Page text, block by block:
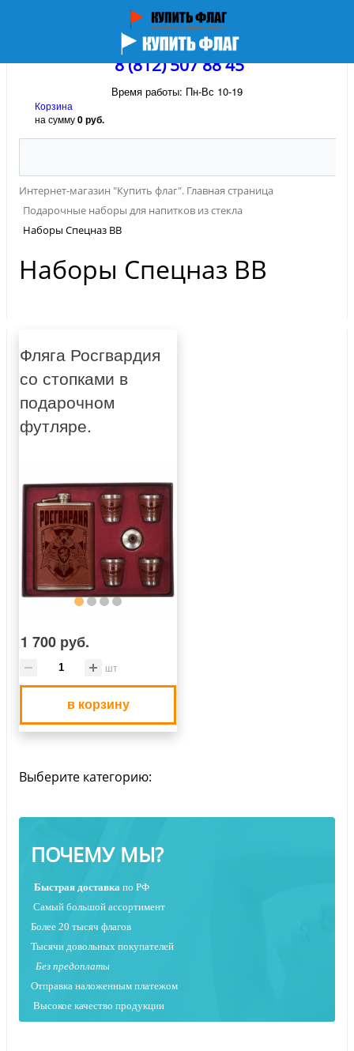
8 (812) 507 88 45
Время работы: Пн-Вс 10-19
Корзина
на сумму0 руб.
Интернет-магазин "Купить флаг". Главная страница
Подарочные наборы для напитков из стекла
Наборы Спецназ ВВ
Наборы Спецназ ВВ
Фляга Росгвардия
со стопками в
подарочном
футляре.
1 700 руб.
шт
в корзину
Выберите категорию:
ПОЧЕМУ МЫ?
Быстрая доставка по РФ
Самый большой ассортимент
Более 20 тысяч флагов
Тысячи довольных покупателей
Без предоплаты
Отправка наложенным платежом
Высокое качество продукции